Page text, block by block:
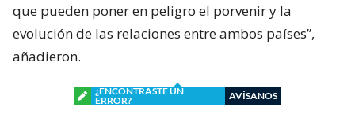
que pueden poner en peligro el porvenir y la
evolución de las relaciones entre ambos países”,
añadieron.
¿ENCONTRASTE UN
ERROR?
AVÍSANOS